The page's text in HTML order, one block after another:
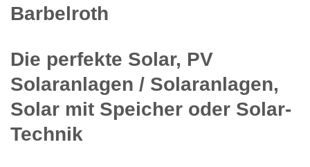
Barbelroth
Die perfekte Solar, PV
Solaranlagen / Solaranlagen,
Solar mit Speicher oder Solar-
Technik